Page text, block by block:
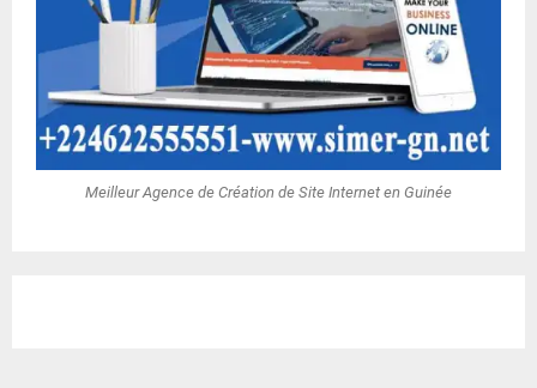
Meilleur Agence de Création de Site Internet en Guinée